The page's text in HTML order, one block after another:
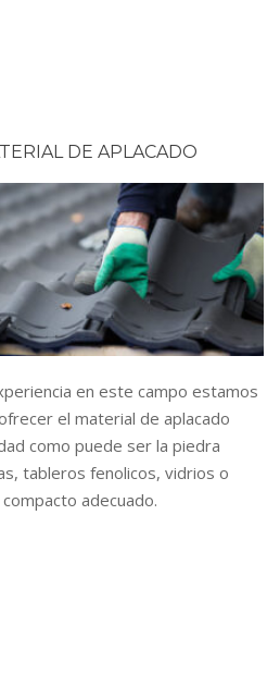
DE APLACADO
en este campo estamos
el material de aplacado
como puede ser la piedra
tableros fenolicos, vidrios o
adecuado.